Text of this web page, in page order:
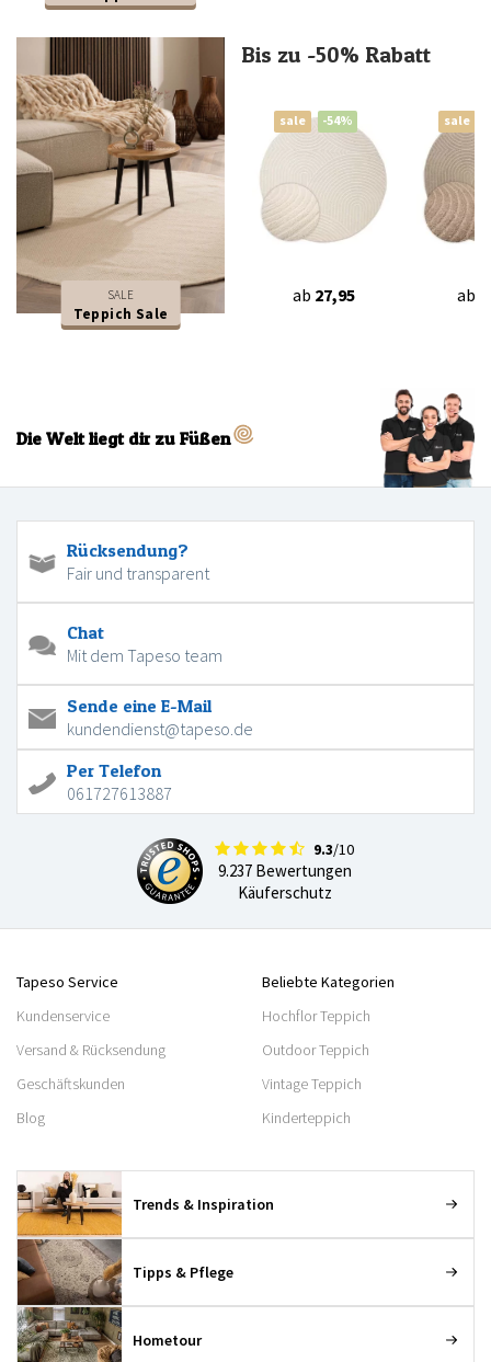
SALE
Teppich Sale
Bis zu -50% Rabatt
sale -54%
ab 27,95
sale
ab
Die Welt liegt dir zu Füßen
Rücksendung?
Fair und transparent
Chat
Mit dem Tapeso team
Sende eine E-Mail
kundendienst@tapeso.de
Per Telefon
061727613887
9.3/10
9.237 Bewertungen
Käuferschutz
Tapeso Service
Kundenservice
Versand & Rücksendung
Geschäftskunden
Blog
Beliebte Kategorien
Hochflor Teppich
Outdoor Teppich
Vintage Teppich
Kinderteppich
Trends & Inspiration
Tipps & Pflege
Hometour